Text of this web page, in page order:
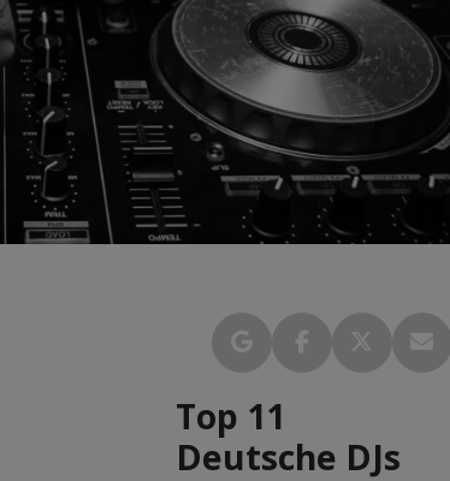
Top 11
Deutsche DJs